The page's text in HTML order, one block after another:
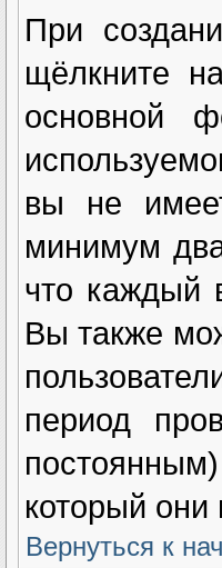
При
щёлкните
основной
вы не
минимум
что каждый
Вы также
период
который они
Вернуться к